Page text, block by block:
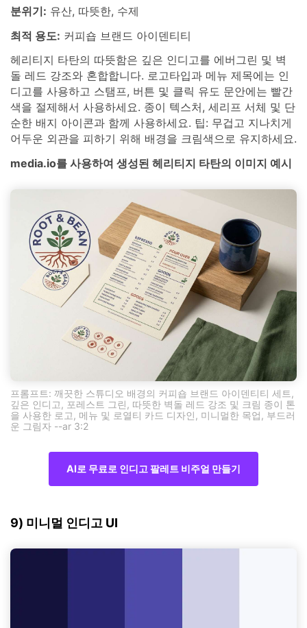
분위기: 유산, 따뜻한, 수제
최적 용도: 커피숍 브랜드 아이덴티티
헤리티지 타탄의 따뜻함은 깊은 인디고를 에버그린 및 벽
돌 레드 강조와 혼합합니다. 로고타입과 메뉴 제목에는 인
디고를 사용하고 스탬프, 버튼 및 클릭 유도 문안에는 빨간
색을 절제해서 사용하세요. 종이 텍스처, 세리프 서체 및 단
순한 배지 아이콘과 함께 사용하세요. 팁: 무겁고 지나치게
어두운 외관을 피하기 위해 배경을 크림색으로 유지하세요.
media.io를 사용하여 생성된 헤리티지 타탄의 이미지 예시
프롬프트: 깨끗한 스튜디오 배경의 커피숍 브랜드 아이덴티티 세트,
깊은 인디고, 포레스트 그린, 따뜻한 벽돌 레드 강조 및 크림 종이 톤
을 사용한 로고, 메뉴 및 로열티 카드 디자인, 미니멀한 목업, 부드러
운 그림자 --ar 3:2
AI로 무료로 인디고 팔레트 비주얼 만들기
9) 미니멀 인디고 UI